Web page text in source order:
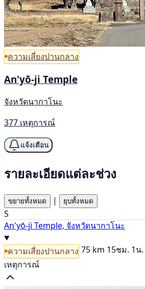
ความเสี่ยงปานกลาง
An'yō-ji Temple
จังหวัดนากาโนะ
377 เหตุการณ์
แจ้งเตือน
รายละเอียดแต่ละช่วง
ขยายทั้งหมด | ยุบทั้งหมด
S
An'yō-ji Temple, จังหวัดนากาโนะ
ความเสี่ยงปานกลาง 75 km 15ชม. 1น.
เหตุการณ์